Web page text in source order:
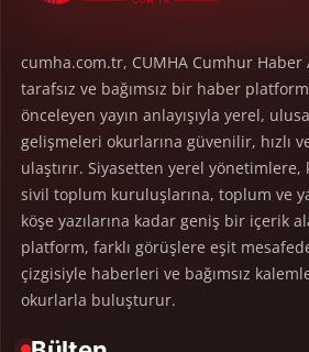
cumha.com.tr, CUMHA Cumhur Haber
tarafsız ve bağımsız bir haber
önceleyen yayın anlayışıyla yerel,
gelişmeleri okurlarına güvenilir, hızlı
ulaştırır. Siyasetten yerel
sivil toplum kuruluşlarına, toplum ve
köşe yazılarına kadar geniş bir içerik
platform, farklı görüşlere eşit
çizgisiyle haberleri ve bağımsız
okurlarla buluşturur.